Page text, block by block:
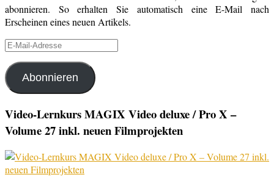
abonnieren. So erhalten Sie automatisch eine E-Mail nach
Erscheinen eines neuen Artikels.
E-
Adresse
Abonnieren
Video-Lernkurs MAGIX Video deluxe / Pro X –
Volume 27 inkl. neuen Filmprojekten